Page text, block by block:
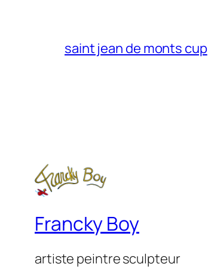
saint jean de monts cup
Francky Boy
artiste peintre sculpteur